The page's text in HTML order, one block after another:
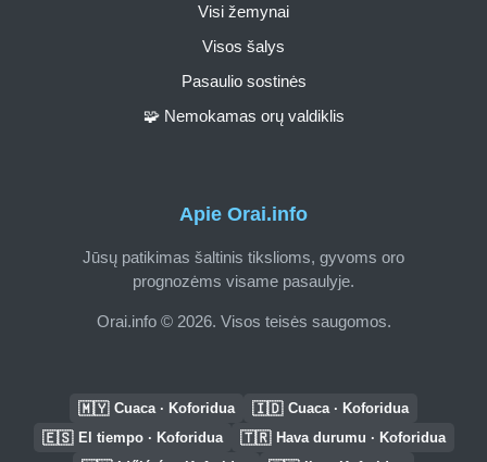
Apie Orai.info
Jūsų patikimas šaltinis tikslioms, gyvoms oro
prognozėms visame pasaulyje.
Orai.info © 2026. Visos teisės saugomos.
Visi žemynai
Visos šalys
Pasaulio sostinės
🧩 Nemokamas orų valdiklis
🇲🇾 Cuaca · Koforidua 🇮🇩 Cuaca · Koforidua
🇪🇸 El tiempo · Koforidua 🇹🇷 Hava durumu · Koforidua